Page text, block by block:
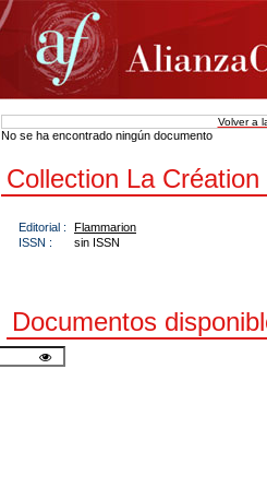
Volver a
No se ha encontrado ningún documento
Collection La
Editorial :
Flammarion
ISSN :
sin ISSN
Documentos